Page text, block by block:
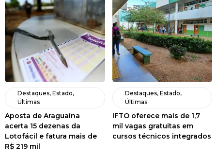
Destaques, Estado,
Últimas
Aposta de Araguaína
acerta 15 dezenas da
Lotofácil e fatura mais de
R$ 219 mil
Destaques, Estado,
Últimas
IFTO oferece mais de 1,7
mil vagas gratuitas em
cursos técnicos integrados